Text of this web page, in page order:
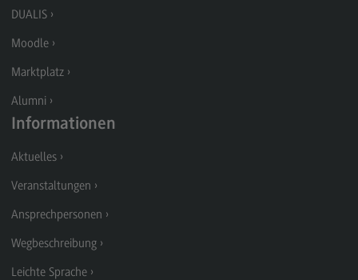
Marketing and Business Psychology
Modulangebot
Berufsperspektiven
Kontakt
Maschinenbau
Maschinenbau
DUALIS
Moodle
Marktplatz
Alumni
Informationen
Aktuelles
Veranstaltungen
Ansprechpersonen
Wegbeschreibung
Leichte Sprache